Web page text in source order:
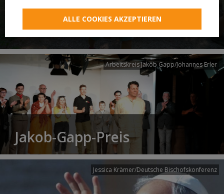
Neuer Pilgerweg Via
Laudato si’
Arbeitskreis Jakob Gapp/Johannes Erler
Jakob-Gapp-Preis
Jessica Krämer/Deutsche Bischofskonferenz
ALLE COOKIES AKZEPTIEREN